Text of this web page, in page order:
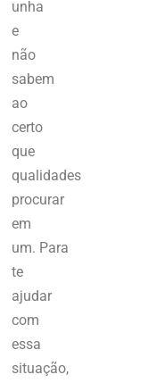
unha
e
não
sabem
ao
certo
que
qualidades
procurar
em
um. Para
te
ajudar
com
essa
situação,